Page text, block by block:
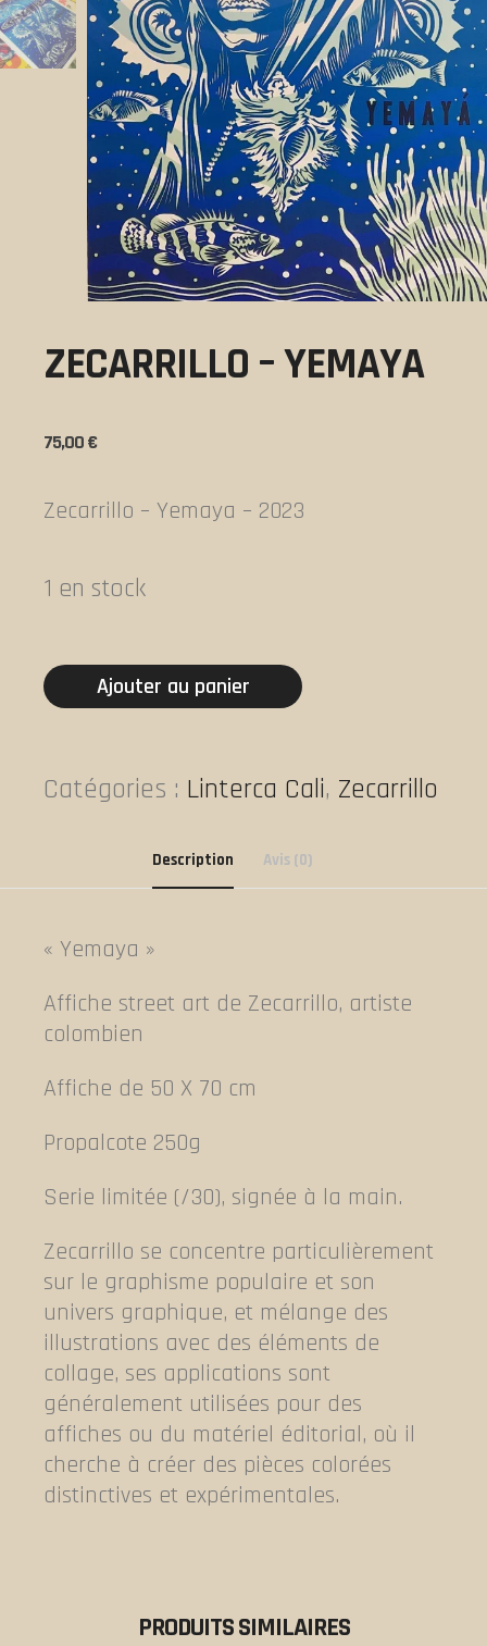
ZECARRILLO – YEMAYA
75,00€
Zecarrillo – Yemaya – 2023
1 en stock
quantité
de
-
Ajouter au panier
Catégories : Linterca Cali, Zecarrillo
Description Avis (0)
« Yemaya »
Affiche street art de Zecarrillo, artiste
colombien
Affiche de 50 X 70 cm
Propalcote 250g
Serie limitée (/30), signée à la main.
Zecarrillo se concentre particulièrement
sur le graphisme populaire et son
univers graphique, et mélange des
illustrations avec des éléments de
collage, ses applications sont
généralement utilisées pour des
affiches ou du matériel éditorial, où il
cherche à créer des pièces colorées
distinctives et expérimentales.
PRODUITS SIMILAIRES